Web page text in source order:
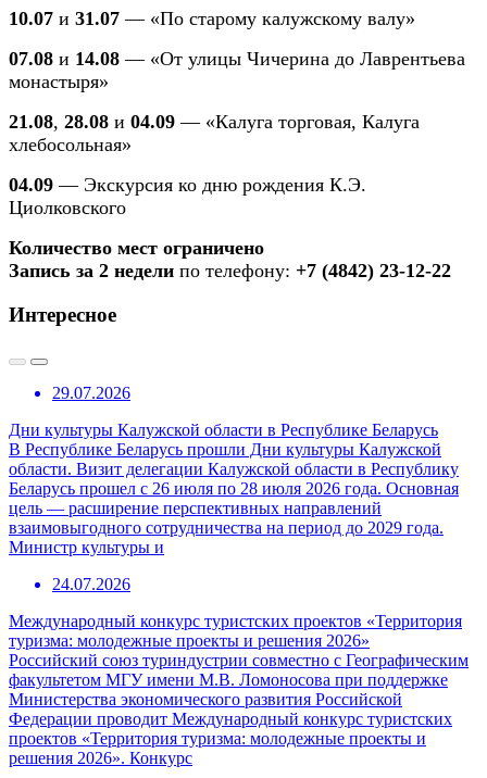
10.07 и 31.07 — «По старому калужскому валу»
07.08 и 14.08 — «От улицы Чичерина до Лаврентьева
монастыря»
21.08, 28.08 и 04.09 — «Калуга торговая, Калуга
хлебосольная»
04.09 — Экскурсия ко дню рождения К.Э.
Циолковского
Количество мест ограничено
Запись за 2 недели по телефону: +7 (4842) 23-12-22
Интересное
29.07.2026
Дни культуры Калужской области в Республике Беларусь
В Республике Беларусь прошли Дни культуры Калужской
области. Визит делегации Калужской области в Республику
Беларусь прошел с 26 июля по 28 июля 2026 года. Основная
цель — расширение перспективных направлений
взаимовыгодного сотрудничества на период до 2029 года.
Министр культуры и
24.07.2026
Международный конкурс туристских проектов «Территория
туризма: молодежные проекты и решения 2026»
Российский союз туриндустрии совместно с Географическим
факультетом МГУ имени М.В. Ломоносова при поддержке
Министерства экономического развития Российской
Федерации проводит Международный конкурс туристских
проектов «Территория туризма: молодежные проекты и
решения 2026». Конкурс